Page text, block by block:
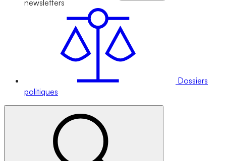
newsletters
Dossiers
politiques